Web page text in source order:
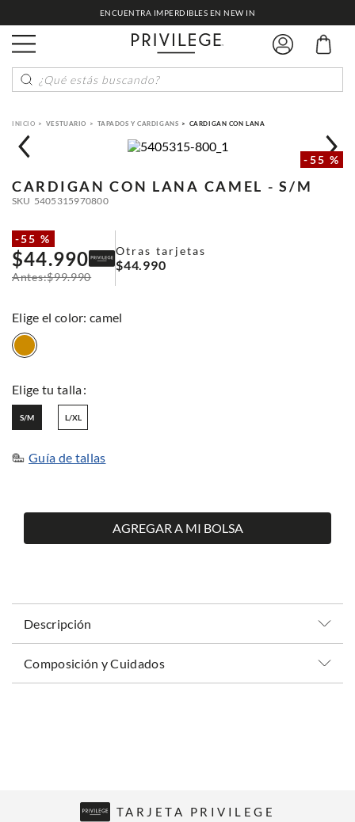
ENCUENTRA IMPERDIBLES EN NEW IN
¿Qué estás buscando?
VESTUARIO TAPADOS Y CARDIGANS CARDIGAN CON LANA
-55 %
CARDIGAN CON LANA CAMEL - S/M
SKU 5405315970800
-55 %
$44.990
$99.990
Otras tarjetas
$44.990
: camel
L/XL
S/M
Guía de tallas
AGREGAR A MI BOLSA
Descripción
Composición y Cuidados
TARJETA PRIVILEGE